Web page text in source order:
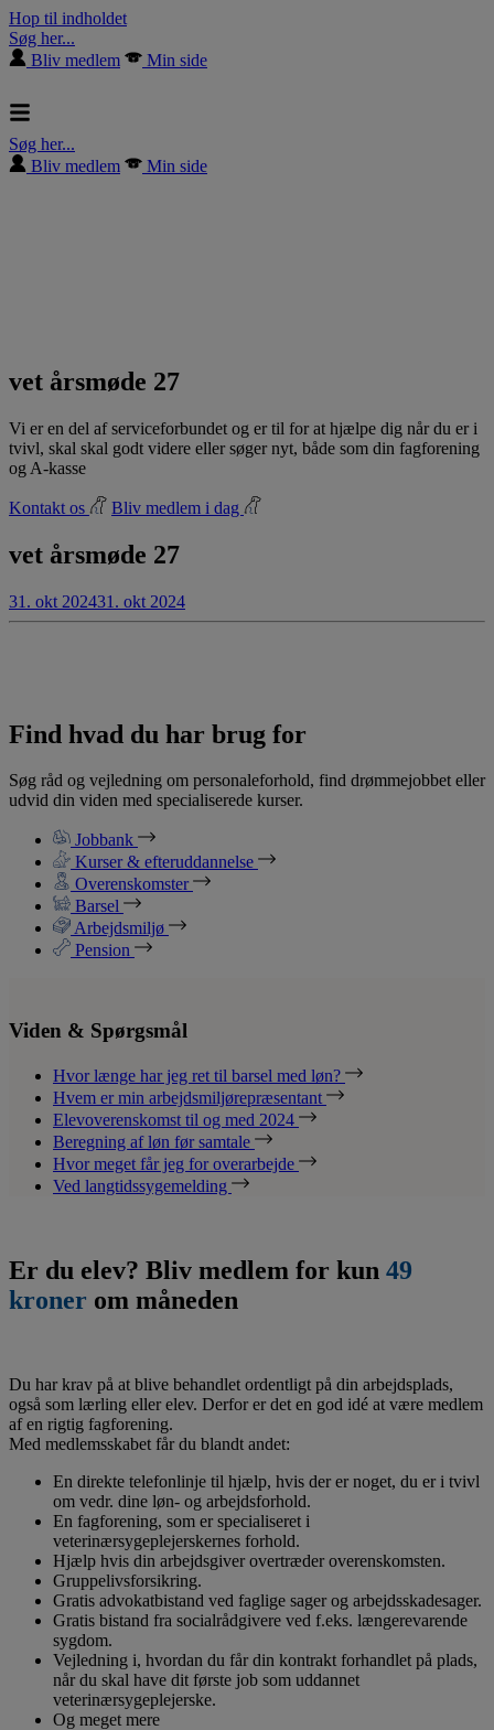
Hop til indholdet
Søg her...
Bliv medlem
Min side
Søg her...
Bliv medlem
Min side
vet årsmøde 27
Vi er en del af serviceforbundet og er til for at hjælpe dig når du er i
tvivl, skal skal godt videre eller søger nyt, både som din fagforening
og A-kasse
Kontakt os Bliv medlem i dag
vet årsmøde 27
31. okt 202431. okt 2024
Find hvad du har brug for
Søg råd og vejledning om personaleforhold, find drømmejobbet eller
udvid din viden med specialiserede kurser.
Jobbank
Kurser & efteruddannelse
Overenskomster
Barsel
Arbejdsmiljø
Pension
Viden & Spørgsmål
Hvor længe har jeg ret til barsel med løn?
Hvem er min arbejdsmiljørepræsentant
Elevoverenskomst til og med 2024
Beregning af løn før samtale
Hvor meget får jeg for overarbejde
Ved langtidssygemelding
Er du elev? Bliv medlem for kun 49
kroner om måneden
Du har krav på at blive behandlet ordentligt på din arbejdsplads,
også som lærling eller elev. Derfor er det en god idé at være medlem
af en rigtig fagforening.
Med medlemsskabet får du blandt andet:
En direkte telefonlinje til hjælp, hvis der er noget, du er i tvivl
om vedr. dine løn- og arbejdsforhold.
En fagforening, som er specialiseret i
veterinærsygeplejerskernes forhold.
Hjælp hvis din arbejdsgiver overtræder overenskomsten.
Gruppelivsforsikring.
Gratis advokatbistand ved faglige sager og arbejdsskadesager.
Gratis bistand fra socialrådgivere ved f.eks. længerevarende
sygdom.
Vejledning i, hvordan du får din kontrakt forhandlet på plads,
når du skal have dit første job som uddannet
veterinærsygeplejerske.
Og meget mere